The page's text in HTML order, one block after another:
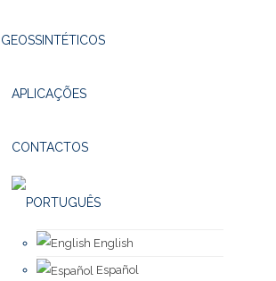
GEOSSINTÉTICOS
APLICAÇÕES
CONTACTOS
English
Español